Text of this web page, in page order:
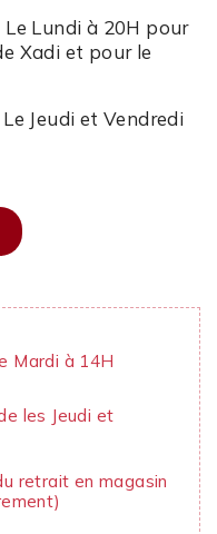
Le Lundi à 20H pour
Xadi et pour le
Le Jeudi et Vendredi
Mardi à 14H
les Jeudi et
retrait en magasin